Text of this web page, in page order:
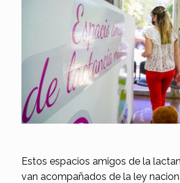
Estos espacios amigos de la
van acompañados de la ley